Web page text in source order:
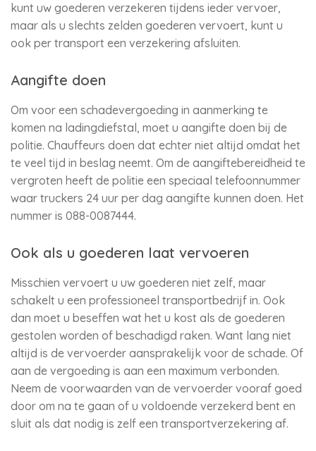
kunt uw goederen verzekeren tijdens ieder vervoer,
maar als u slechts zelden goederen vervoert, kunt u
ook per transport een verzekering afsluiten.
Aangifte doen
Om voor een schadevergoeding in aanmerking te
komen na ladingdiefstal, moet u aangifte doen bij de
politie. Chauffeurs doen dat echter niet altijd omdat het
te veel tijd in beslag neemt. Om de aangiftebereidheid te
vergroten heeft de politie een speciaal telefoonnummer
waar truckers 24 uur per dag aangifte kunnen doen. Het
nummer is 088-0087444.
Ook als u goederen laat vervoeren
Misschien vervoert u uw goederen niet zelf, maar
schakelt u een professioneel transportbedrijf in. Ook
dan moet u beseffen wat het u kost als de goederen
gestolen worden of beschadigd raken. Want lang niet
altijd is de vervoerder aansprakelijk voor de schade. Of
aan de vergoeding is aan een maximum verbonden.
Neem de voorwaarden van de vervoerder vooraf goed
door om na te gaan of u voldoende verzekerd bent en
sluit als dat nodig is zelf een transportverzekering af.